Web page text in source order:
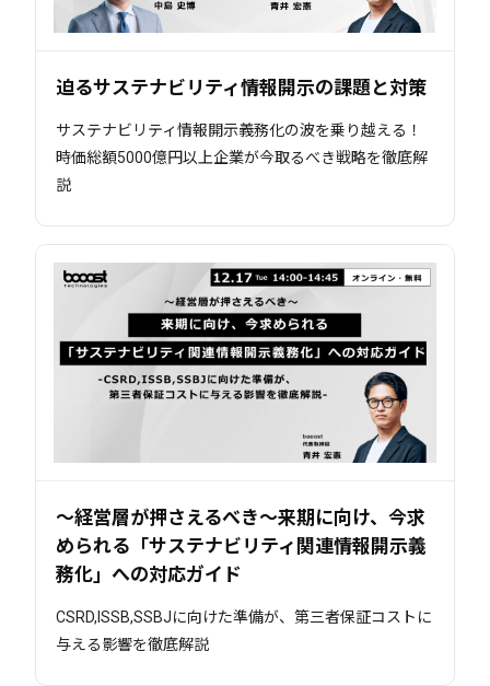
迫るサステナビリティ情報開示の課題と対策
サステナビリティ情報開示義務化の波を乗り越える！
時価総額5000億円以上企業が今取るべき戦略を徹底解
説
～経営層が押さえるべき～来期に向け、今求
められる「サステナビリティ関連情報開示義
務化」への対応ガイド
CSRD,ISSB,SSBJに向けた準備が、第三者保証コストに
与える影響を徹底解説